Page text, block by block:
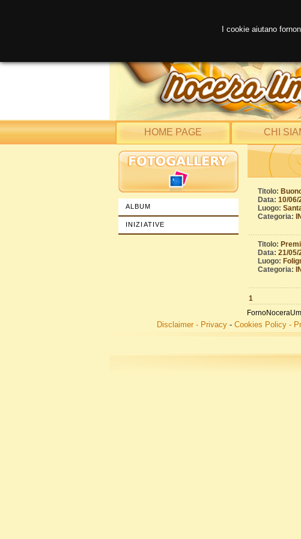
HOME PAGE CHI
ALBUM
INIZIATIVE
Titolo:
Data: 10/06/
Luogo:
Categoria:
Titolo:
Data: 21/05/
Luogo:
Categoria:
1
Disclaimer - Privacy - Cookies Policy -
I cookie aiutano